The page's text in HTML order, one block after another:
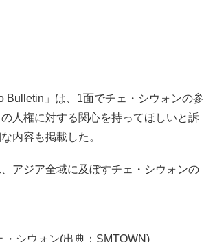
Bulletin」は、1面でチェ・シウォンの参
人権に対する関心を持ってほしいと訴
内容も掲載した。
アジア全域に及ぼすチェ・シウォンの